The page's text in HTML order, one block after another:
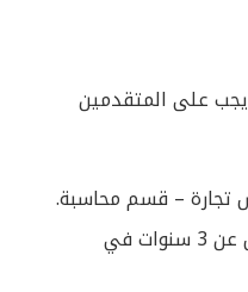
على المتقدمين
تجارة – قسم محاسبة.
: خبرة لا تقل عن 3 سنوات في